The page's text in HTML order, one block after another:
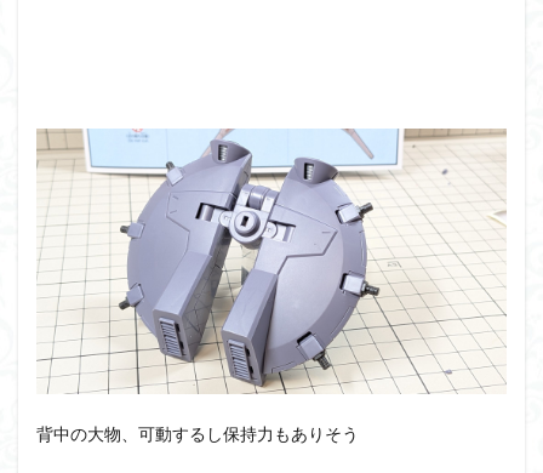
背中の大物、可動するし保持力もありそう